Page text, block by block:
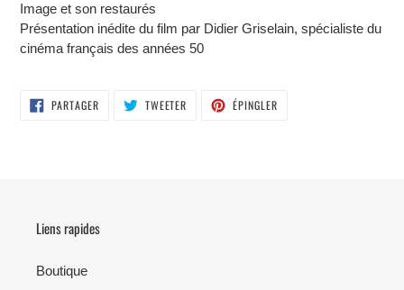
Image et son restaurés
Présentation inédite du film par Didier Griselain, spécialiste du
cinéma français des années 50
PARTAGERPARTAGER
SUR
TWEETER TWEETER ÉPINGLER
Liens rapides
Boutique